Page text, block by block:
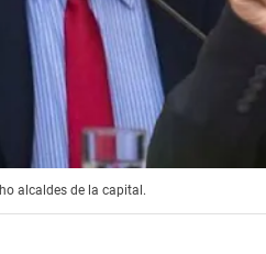
alcaldes de la capital.